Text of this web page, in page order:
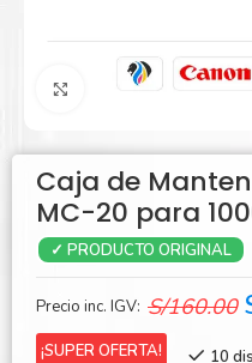
Agrandar
Caja de
MC-20 para
✓ PRODUCTO ORIGINAL
Precio inc. IGV: S/160.00
¡SUPER OFERTA! 10